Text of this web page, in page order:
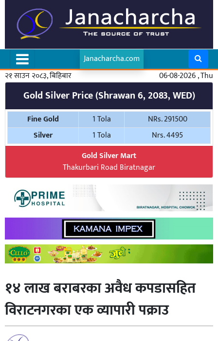
Janacharcha.com
२१ साउन २०८३, बिहिबार
06-08-2026 , Thu
Gold Silver Price (Shrawan 6, 2083, WED)
Fine Gold 1 Tola
NRs. 291500
Silver
1 Tola
Nrs. 4495
Gold Silver Mart
Thakurbari Road Biratnagar
१४ लाख बराबरका अवैध कपडासहित
विराटनगरका एक व्यापारी पक्राउ